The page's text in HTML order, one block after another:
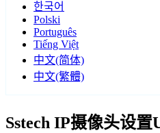
한국어
Polski
Português
Tiếng Việt
中文(简体)
中文(繁體)
Sstech IP摄像头设置